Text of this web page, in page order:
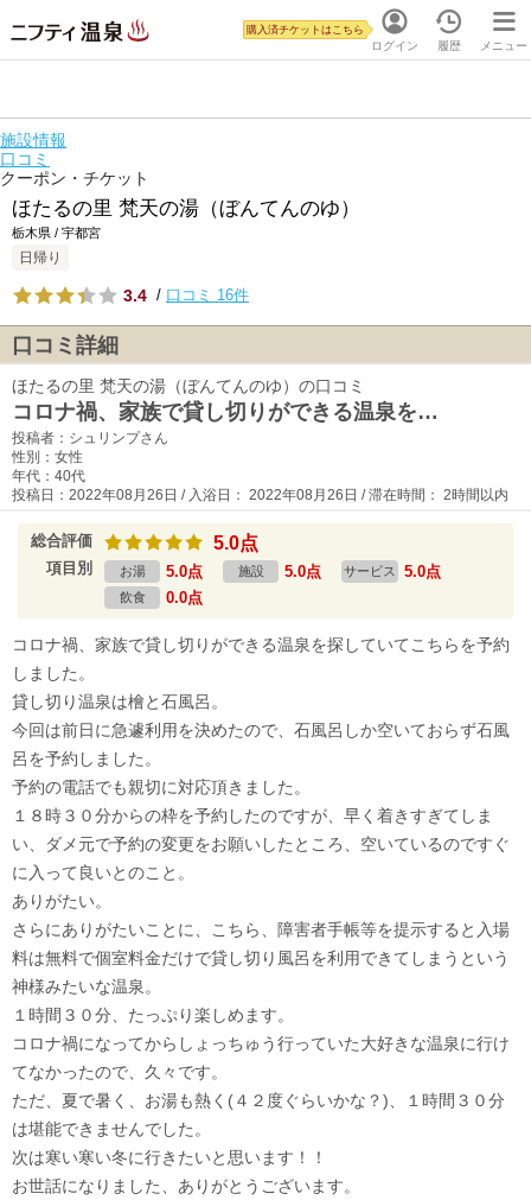
ログイン
購入済チケットはこちら
履歴 メニュー
施設情報
口コミ
クーポン・チケット
ほたるの里 梵天の湯（ぼんてんのゆ）
栃木県 / 宇都宮
日帰り
3.4 / 口コミ 16件
口コミ詳細
ほたるの里 梵天の湯（ぼんてんのゆ）の口コミ
コロナ禍、家族で貸し切りができる温泉を…
投稿者：シュリンプさん
性別：女性
年代：40代
投稿日：2022年08月26日 / 入浴日： 2022年08月26日 / 滞在時間： 2時間以内
総合評価 5.0点
項目別 お湯 5.0点 施設 5.0点 サービス 5.0点
飲食 0.0点
コロナ禍、家族で貸し切りができる温泉を探していてこちらを予約
しました。
貸し切り温泉は檜と石風呂。
今回は前日に急遽利用を決めたので、石風呂しか空いておらず石風
呂を予約しました。
予約の電話でも親切に対応頂きました。
１８時３０分からの枠を予約したのですが、早く着きすぎてしま
い、ダメ元で予約の変更をお願いしたところ、空いているのですぐ
に入って良いとのこと。
ありがたい。
さらにありがたいことに、こちら、障害者手帳等を提示すると入場
料は無料で個室料金だけで貸し切り風呂を利用できてしまうという
神様みたいな温泉。
１時間３０分、たっぷり楽しめます。
コロナ禍になってからしょっちゅう行っていた大好きな温泉に行け
てなかったので、久々です。
ただ、夏で暑く、お湯も熱く(４２度ぐらいかな？)、１時間３０分
は堪能できませんでした。
次は寒い寒い冬に行きたいと思います！！
お世話になりました、ありがとうございます。